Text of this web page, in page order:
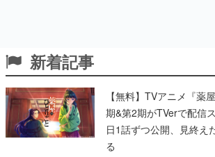
新着記事
【無料】TVアニメ『薬
期&第2期がTVerで配信
日1話ずつ公開、見終え
る